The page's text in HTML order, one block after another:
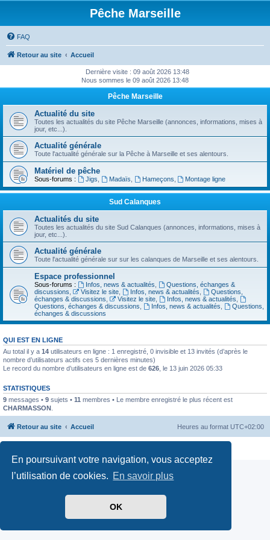
En poursuivant votre navigation, vous acceptez
l’utilisation de cookies. En savoir plus
OK
Pêche Marseille
FAQ
Retour au site Accueil
Dernière visite : 09 août 2026 13:48
Nous sommes le 09 août 2026 13:48
Pêche Marseille
Actualité du site
Toutes les actualités du site Pêche Marseille (annonces, informations, mises à
jour, etc...).
Actualité générale
Toute l'actualité générale sur la Pêche à Marseille et ses alentours.
Matériel de pêche
Sous-forums : Jigs Madaïs Hameçons Montage ligne
Sud Calanques
Actualités du site
Toutes les actualités du site Sud Calanques (annonces, informations, mises à
jour, etc...).
Actualité générale
Toute l'actualité générale sur sur les calanques de Marseille et ses alentours.
Espace professionnel
Sous-forums : Infos, news & actualités
Questions, échanges &
discussions
Visitez le site, Infos, news & actualités
Questions,
échanges & discussions
Visitez le site, Infos, news & actualités
Questions, échanges & discussions
Infos, news & actualités
Questions,
échanges & discussions
QUI EST EN LIGNE
Au total il y a 14 utilisateurs en ligne : 1 enregistré, 0 invisible et 13 invités (d’après le
nombre d’utilisateurs actifs ces 5 dernières minutes)
Le record du nombre d’utilisateurs en ligne est de 626 , le 13 juin 2026 05:33
STATISTIQUES
9 messages • 9 sujets • 11 membres • Le membre enregistré le plus récent est
CHARMASSON
Retour au site Accueil Heures au format UTC+02:00